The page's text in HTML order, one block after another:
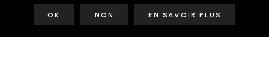
OK NON EN SAVOIR PLUS